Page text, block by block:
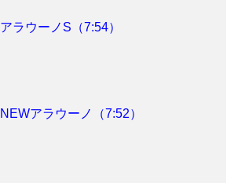
アラウーノS（7:54）
NEWアラウーノ（7:52）